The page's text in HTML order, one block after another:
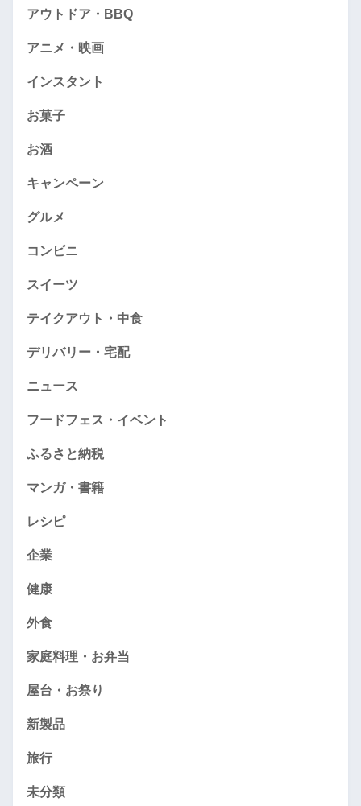
アウトドア・BBQ
アニメ・映画
インスタント
お菓子
お酒
キャンペーン
グルメ
コンビニ
スイーツ
テイクアウト・中食
デリバリー・宅配
ニュース
フードフェス・イベント
ふるさと納税
マンガ・書籍
レシピ
企業
健康
外食
家庭料理・お弁当
屋台・お祭り
新製品
旅行
未分類